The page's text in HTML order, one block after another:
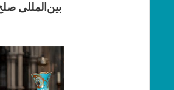
بین‌المللی